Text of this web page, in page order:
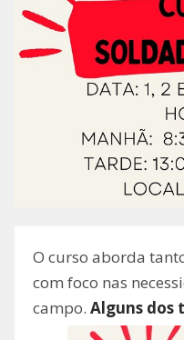
​O curso aborda
com foco nas
campo. Alguns dos